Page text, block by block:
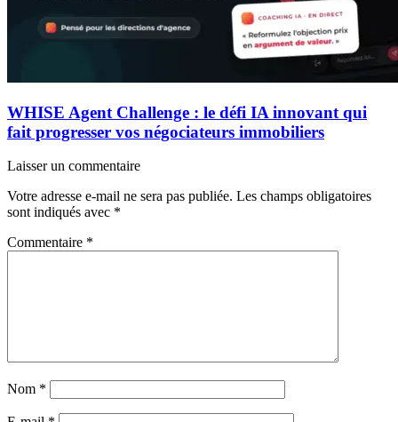
WHISE Agent Challenge : le défi IA innovant qui
fait progresser vos négociateurs immobiliers
Laisser un commentaire
Votre adresse e-mail ne sera pas publiée. Les champs obligatoires
sont indiqués avec *
Commentaire *
Nom *